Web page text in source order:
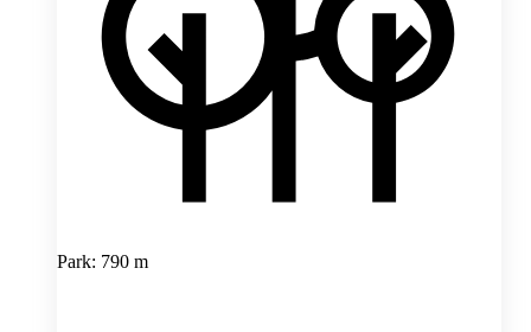
Park: 790 m